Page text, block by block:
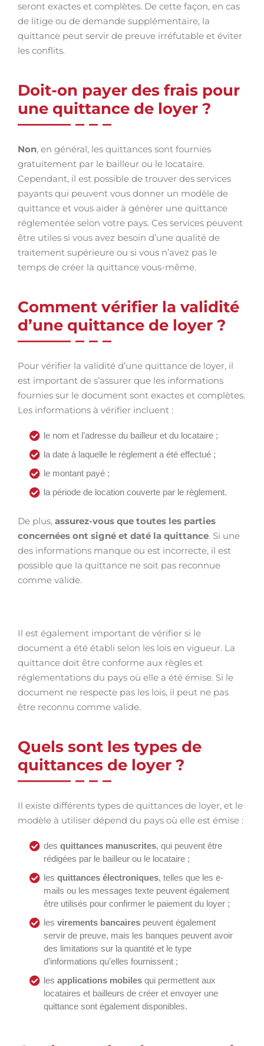
seront exactes et complètes. De cette façon, en cas
de litige ou de demande supplémentaire, la
quittance peut servir de preuve irréfutable et éviter
les conflits.
Doit-on payer des frais pour
une quittance de loyer ?
Non, en général, les quittances sont fournies
gratuitement par le bailleur ou le locataire.
Cependant, il est possible de trouver des services
payants qui peuvent vous donner un modèle de
quittance et vous aider à générer une quittance
réglementée selon votre pays. Ces services peuvent
être utiles si vous avez besoin d’une qualité de
traitement supérieure ou si vous n’avez pas le
temps de créer la quittance vous-même.
Comment vérifier la validité
d’une quittance de loyer ?
Pour vérifier la validité d’une quittance de loyer, il
est important de s’assurer que les informations
fournies sur le document sont exactes et complètes.
Les informations à vérifier incluent :
le nom et l’adresse du bailleur et du locataire ;
la date à laquelle le règlement a été effectué ;
le montant payé ;
la période de location couverte par le règlement.
De plus, assurez-vous que toutes les parties
concernées ont signé et daté la quittance. Si une
des informations manque ou est incorrecte, il est
possible que la quittance ne soit pas reconnue
comme valide.
Il est également important de vérifier si le
document a été établi selon les lois en vigueur. La
quittance doit être conforme aux règles et
réglementations du pays où elle a été émise. Si le
document ne respecte pas les lois, il peut ne pas
être reconnu comme valide.
Quels sont les types de
quittances de loyer ?
Il existe différents types de quittances de loyer, et le
modèle à utiliser dépend du pays où elle est émise :
des quittances manuscrites, qui peuvent être
rédigées par le bailleur ou le locataire ;
les quittances électroniques, telles que les e-
mails ou les messages texte peuvent également
être utilisés pour confirmer le paiement du loyer ;
les virements bancaires peuvent également
servir de preuve, mais les banques peuvent avoir
des limitations sur la quantité et le type
d’informations qu’elles fournissent ;
les applications mobiles qui permettent aux
locataires et bailleurs de créer et envoyer une
quittance sont également disponibles.